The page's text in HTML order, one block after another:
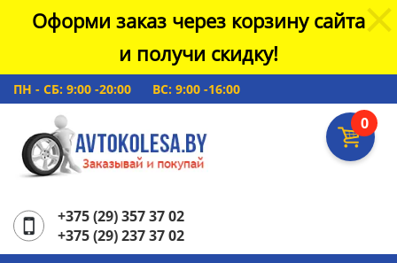
Оформи заказ через корзину сайта
и получи скидку!
ПН - СБ: 9:00 -20:00 ВС: 9:00 -16:00
0
+375 (29) 357 37 02
+375 (29) 237 37 02